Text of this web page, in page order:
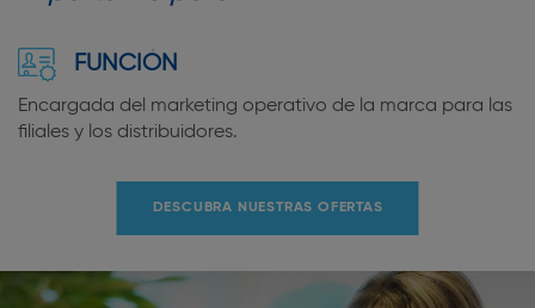
FUNCIÓN
Encargada del marketing operativo de la marca para las
filiales y los distribuidores.
DESCUBRA NUESTRAS OFERTAS